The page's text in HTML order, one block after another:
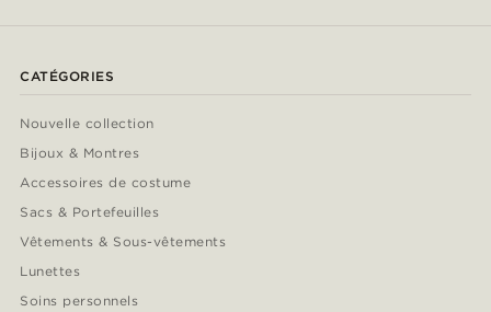
CATÉGORIES
Nouvelle collection
Bijoux & Montres
Accessoires de costume
Sacs & Portefeuilles
Vêtements & Sous-vêtements
Lunettes
Soins personnels